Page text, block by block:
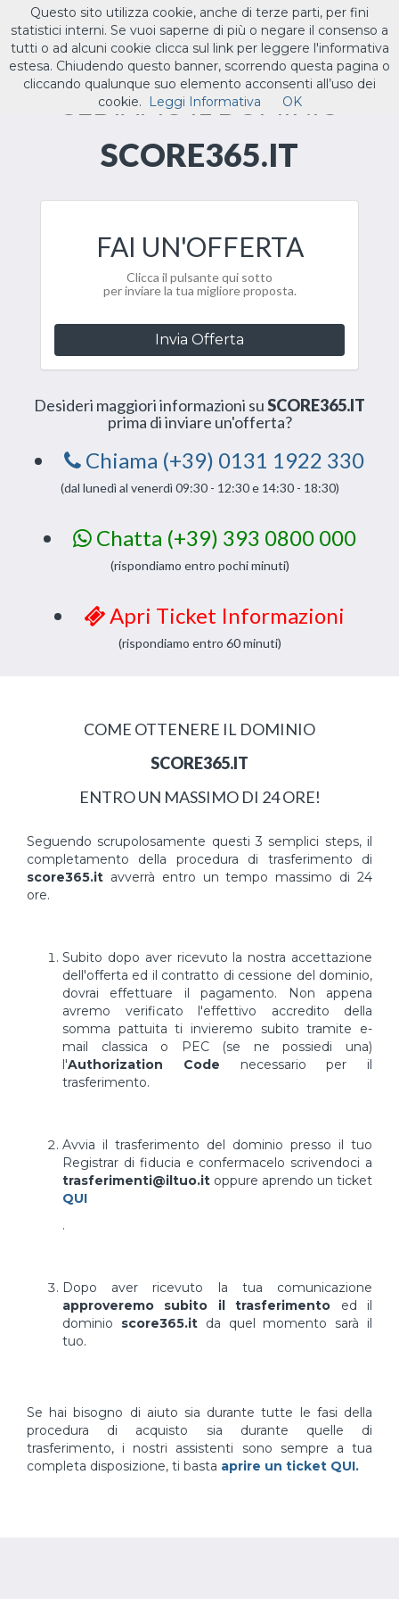
Toggle
ILTUO.IT
CEDIAMO IL DOMINIO
SCORE365.IT
FAI UN'OFFERTA
Clicca il pulsante qui sotto
per inviare la tua migliore proposta.
Invia Offerta
Desideri maggiori informazioni suSCORE365.IT
prima di inviare un'offerta?
Chiama (+39) 0131 1922 330
(dal lunedì al venerdì 09:30 - 12:30 e 14:30 - 18:30)
Chatta (+39) 393 0800 000
(rispondiamo entro pochi minuti)
Apri Ticket Informazioni
(rispondiamo entro 60 minuti)
COME OTTENERE IL DOMINIO
SCORE365.IT
ENTRO UN MASSIMO DI 24 ORE!
Seguendo scrupolosamente questi 3 semplici steps, il
completamento della procedura di trasferimento di
score365.it avverrà entro un tempo massimo di 24
ore.
Subito dopo aver ricevuto la nostra accettazione
dell'offerta ed il contratto di cessione del dominio,
dovrai effettuare il pagamento. Non appena
avremo verificato l'effettivo accredito della
somma pattuita ti invieremo subito tramite e-
mail classica o PEC (se ne possiedi una)
l'Authorization Code necessario per il
trasferimento.
Avvia il trasferimento del dominio presso il tuo
Registrar di fiducia e confermacelo scrivendoci a
trasferimenti@iltuo.it oppure aprendo un ticket
QUI
.
Dopo aver ricevuto la tua comunicazione
approveremo subito il trasferimento ed il
dominio score365.itda quel momento sarà il
tuo.
Se hai bisogno di aiuto sia durante tutte le fasi della
procedura di acquisto sia durante quelle di
trasferimento, i nostri assistenti sono sempre a tua
completa disposizione, ti basta aprire un ticket QUI.
Questo sito utilizza cookie, anche di terze parti, per fini
statistici interni. Se vuoi saperne di più o negare il consenso a
tutti o ad alcuni cookie clicca sul link per leggere l'informativa
estesa. Chiudendo questo banner, scorrendo questa pagina o
cliccando qualunque suo elemento acconsenti all’uso dei
cookie.
Leggi Informativa OK